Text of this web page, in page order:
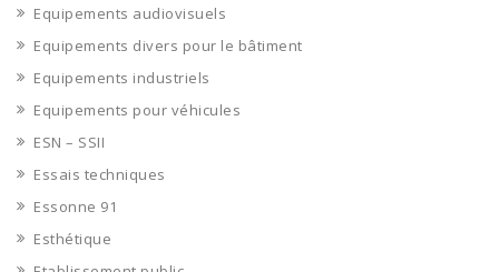
Equipements audiovisuels
Equipements divers pour le bâtiment
Equipements industriels
Equipements pour véhicules
ESN – SSII
Essais techniques
Essonne 91
Esthétique